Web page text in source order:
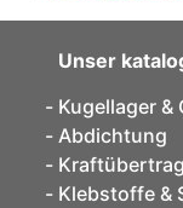
Unser
Kugellager &
Abdichtung
Klebstoffe &